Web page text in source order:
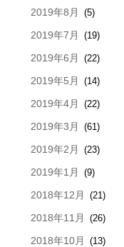
2019年8月 (5)
2019年7月 (19)
2019年6月 (22)
2019年5月 (14)
2019年4月 (22)
2019年3月 (61)
2019年2月 (23)
2019年1月 (9)
2018年12月 (21)
2018年11月 (26)
2018年10月 (13)